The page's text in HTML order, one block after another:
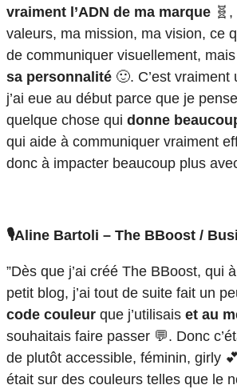
vraiment l’ADN de ma marque
valeurs, ma mission, ma vision, ce
de communiquer visuellement,
sa personnalité 🙂. C’est
j’ai eue au début parce que je
quelque chose qui donne
qui aide à communiquer vraiment
donc à impacter beaucoup plus
🎙️Aline Bartoli – The BBoost /
”Dès que j’ai créé The BBoost, qui
petit blog, j’ai tout de suite fait un
code couleur que j’utilisais et au
souhaitais faire passer 💬. Donc
de plutôt accessible, féminin, girly
était sur des couleurs telles que le